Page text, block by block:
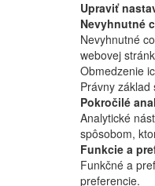
Upraviť
Nevyhnutné
Nevyhnutné
webovej
Obmedzenie
Právny
Pokročilé
Analytické
spôsobom,
Funkcie a
Funkčné a
preferencie.